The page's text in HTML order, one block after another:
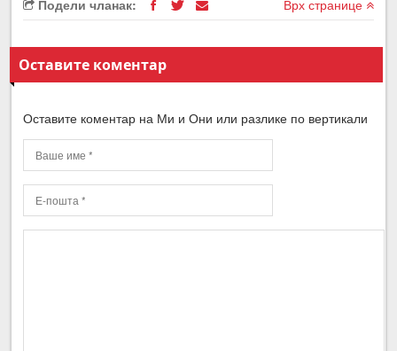
Подели чланак: Врх странице
Оставите коментар
Оставите коментар на Ми и Они или разлике по вертикали